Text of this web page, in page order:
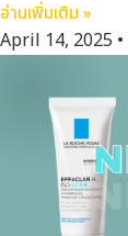
อ่านเพิ่มเติม »
April 14, 2025